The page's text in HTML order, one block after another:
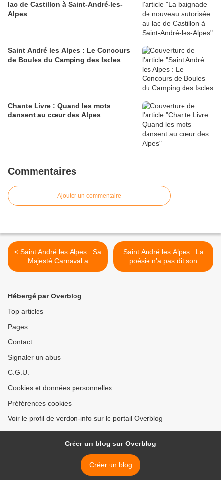
lac de Castillon à Saint-André-les-
Alpes
Saint André les Alpes : Le Concours
de Boules du Camping des Iscles
Chante Livre : Quand les mots
dansent au cœur des Alpes
Commentaires
Ajouter un commentaire
< Saint André les Alpes : Sa
Majesté Carnaval a
parcouru les rues
Saint André les Alpes : La
poésie n’a pas dit son
dernier mot ! >
Hébergé par Overblog
Top articles
Pages
Contact
Signaler un abus
C.G.U.
Cookies et données personnelles
Préférences cookies
Voir le profil de verdon-info sur le portail Overblog
Créer un blog sur Overblog
Créer un blog